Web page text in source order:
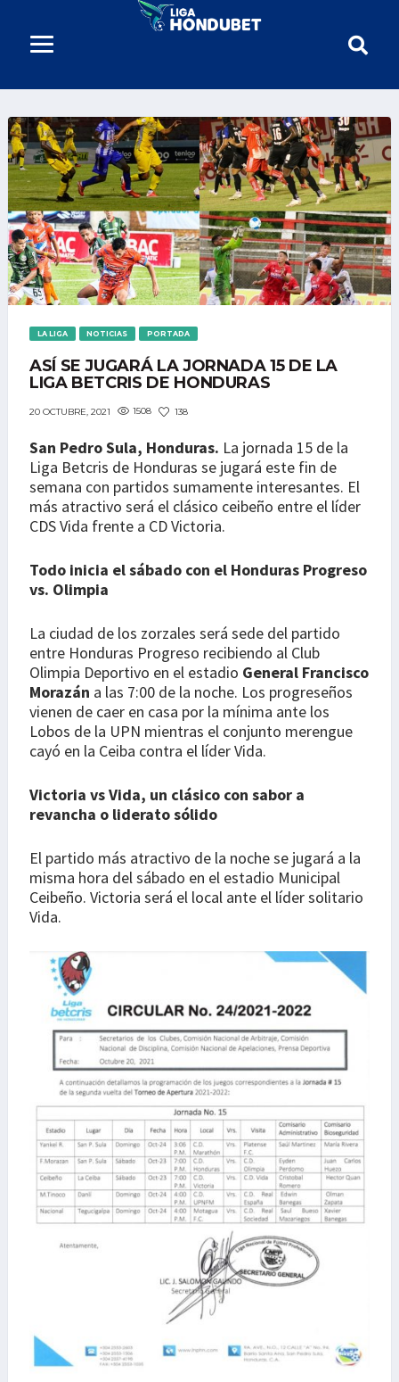
LA LIGA NOTICIAS PORTADA
ASÍ SE JUGARÁ LA JORNADA 15 DE LA
LIGA BETCRIS DE HONDURAS
20 OCTUBRE, 2021 1508 138
San Pedro Sula, Honduras. La jornada 15 de la
Liga Betcris de Honduras se jugará este fin de
semana con partidos sumamente interesantes. El
más atractivo será el clásico ceibeño entre el líder
CDS Vida frente a CD Victoria.
Todo inicia el sábado con el Honduras Progreso
vs. Olimpia
La ciudad de los zorzales será sede del partido
entre Honduras Progreso recibiendo al Club
Olimpia Deportivo en el estadio General Francisco
Morazán a las 7:00 de la noche. Los progreseños
vienen de caer en casa por la mínima ante los
Lobos de la UPN mientras el conjunto merengue
cayó en la Ceiba contra el líder Vida.
Victoria vs Vida, un clásico con sabor a
revancha o liderato sólido
El partido más atractivo de la noche se jugará a la
misma hora del sábado en el estadio Municipal
Ceibeño. Victoria será el local ante el líder solitario
Vida.